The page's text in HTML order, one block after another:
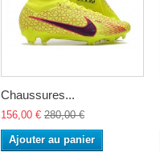
Chaussures...
156,00 € 280,00 €
Ajouter au panier